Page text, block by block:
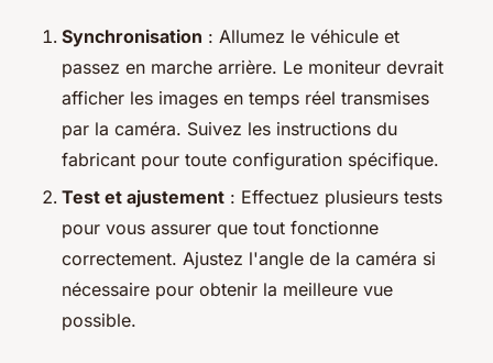
Synchronisation : Allumez le véhicule et
passez en marche arrière. Le moniteur devrait
afficher les images en temps réel transmises
par la caméra. Suivez les instructions du
fabricant pour toute configuration spécifique.
Test et ajustement : Effectuez plusieurs tests
pour vous assurer que tout fonctionne
correctement. Ajustez l'angle de la caméra si
nécessaire pour obtenir la meilleure vue
possible.